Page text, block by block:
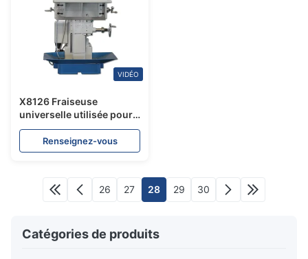
VIDÉO
X8126 Fraiseuse
universelle utilisée pour
le traitement de divers
matrices d'outils
Renseignez-vous
26 27 28 29 30
Catégories de produits